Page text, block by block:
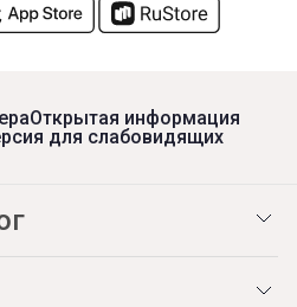
Открытая информация
для слабовидящих